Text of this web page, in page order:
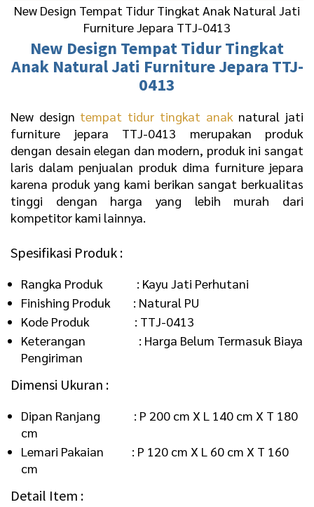
New Design Tempat Tidur Tingkat Anak Natural Jati
Furniture Jepara TTJ-0413
New Design Tempat Tidur Tingkat
AnakNatural Jati Furniture Jepara TTJ-
0413
New design tempat tidur tingkat anak natural jati
furniture jepara TTJ-0413 merupakan produk
dengan desain elegan dan modern, produk ini sangat
laris dalam penjualan produk dima furniture jepara
karena produk yang kami berikan sangat berkualitas
tinggi dengan harga yang lebih murah dari
kompetitor kami lainnya.
Spesifikasi Produk :
Rangka Produk : Kayu Jati Perhutani
Finishing Produk : Natural PU
Kode Produk : TTJ-0413
Keterangan : Harga Belum Termasuk Biaya
Pengiriman
Dimensi Ukuran :
Dipan Ranjang : P 200 cm X L 140 cm X T 180
cm
Lemari Pakaian : P 120 cm X L 60 cm X T 160
cm
Detail Item :